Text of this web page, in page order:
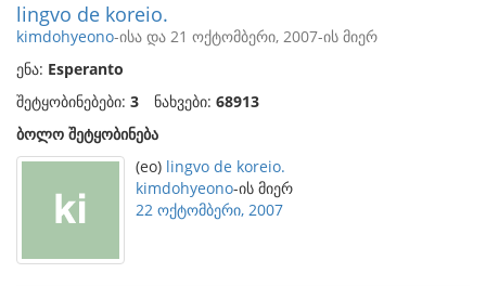
lingvo de koreio.
kimdohyeono-ისა და 21 ოქტომბერი, 2007-ის მიერ
ენა: Esperanto
შეტყობინებები: 3 ნახვები: 68913
ბოლო შეტყობინება
(eo) lingvo de koreio.
kimdohyeono-ის მიერ
22 ოქტომბერი, 2007